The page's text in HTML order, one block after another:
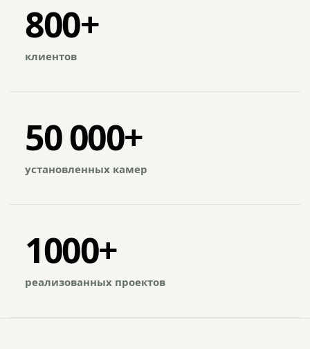
800+
клиентов
50 000+
установленных камер
1000+
реализованных проектов